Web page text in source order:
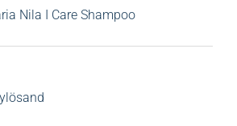
Nila I Care Shampoo